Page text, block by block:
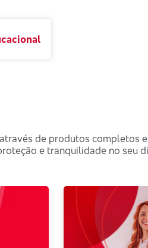
de produtos completos
e tranquilidade no seu